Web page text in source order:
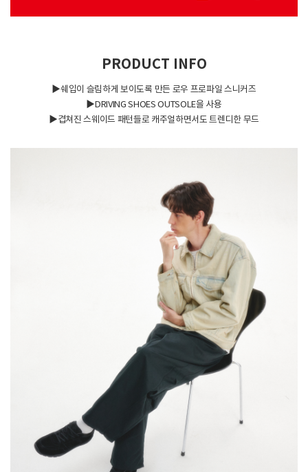
PRODUCT INFO
▶쉐입이 슬림하게 보이도록 만든 로우 프로파일 스니커즈
▶DRIVING SHOES OUTSOLE을 사용
▶겹쳐진 스웨이드 패턴들로 캐주얼하면서도 트렌디한 무드